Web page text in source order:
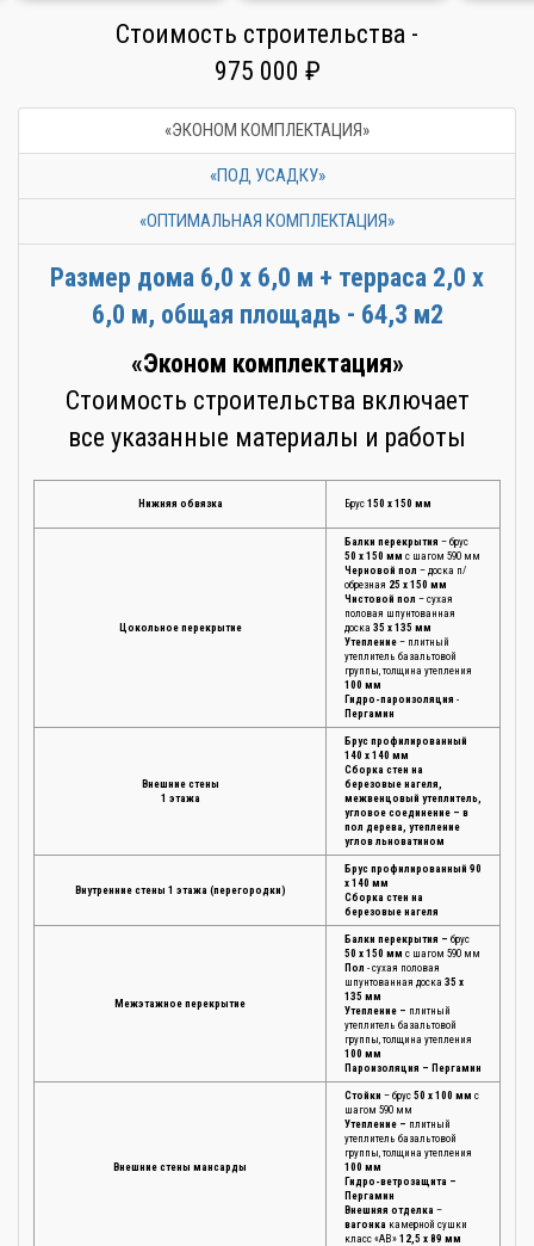
Стоимость строительства -
975 000 ₽
«ЭКОНОМ КОМПЛЕКТАЦИЯ»
«ПОД УСАДКУ»
«ОПТИМАЛЬНАЯ КОМПЛЕКТАЦИЯ»
Размер дома 6,0 х 6,0 м + терраса 2,0 х
6,0 м, общая площадь - 64,3 м2
«Эконом комплектация»
Стоимость строительства включает
все указанные материалы и работы
Нижняя обвязка Брус 150 х 150 мм
Цокольное перекрытие
Балки перекрытия – брус
50 х 150 мм с шагом 590 мм
Черновой пол – доска п/
обрезная 25 х 150 мм
Чистовой пол – сухая
половая шпунтованная
доска 35 х 135 мм
Утепление – плитный
утеплитель базальтовой
группы, толщина утепления
100 мм
Гидро-пароизоляция -
Пергамин
Внешние стены
1 этажа
Брус профилированный
140 х 140 мм
Сборка стен на
березовые нагеля,
межвенцовый утеплитель,
угловое соединение – в
пол дерева, утепление
углов льноватином
Внутренние стены 1 этажа (перегородки)
Брус профилированный 90
х 140 мм
Сборка стен на
березовые нагеля
Межэтажное перекрытие
Балки перекрытия – брус
50 х 150 мм с шагом 590 мм
Пол - сухая половая
шпунтованная доска 35 х
135 мм
Утепление – плитный
утеплитель базальтовой
группы, толщина утепления
100 мм
Пароизоляция – Пергамин
Внешние стены мансарды
Стойки – брус 50 х 100 мм с
шагом 590 мм
Утепление – плитный
утеплитель базальтовой
группы, толщина утепления
100 мм
Гидро-ветрозащита –
Пергамин
Внешняя отделка –
вагонка камерной сушки
класс «АВ» 12,5 х 89 мм